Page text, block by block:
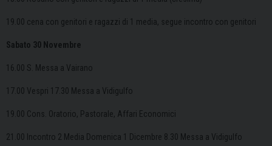
19.00 cena con genitori e ragazzi di 1 media, segue incontro con genitori
Sabato 30 Novembre
16.00 S. Messa a Vairano
17.00 Vespri 17.30 Messa a Vidigulfo
19.00 Cons. Oratorio, Pastorale, Affari Economici
21.00 Incontro 2 Media Domenica 1 Dicembre 8.30 Messa a Vidigulfo